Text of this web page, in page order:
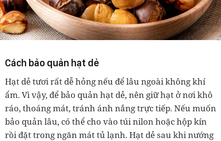
Cách bảo quản hạt dẻ
Hạt dẻ tươi rất dễ hỏng nếu để lâu ngoài không khí
ẩm. Vì vậy, để bảo quản hạt dẻ, nên giữ hạt ở nơi khô
ráo, thoáng mát, tránh ánh nắng trực tiếp. Nếu muốn
bảo quản lâu, có thể cho vào túi nilon hoặc hộp kín
rồi đặt trong ngăn mát tủ lạnh. Hạt dẻ sau khi nướng